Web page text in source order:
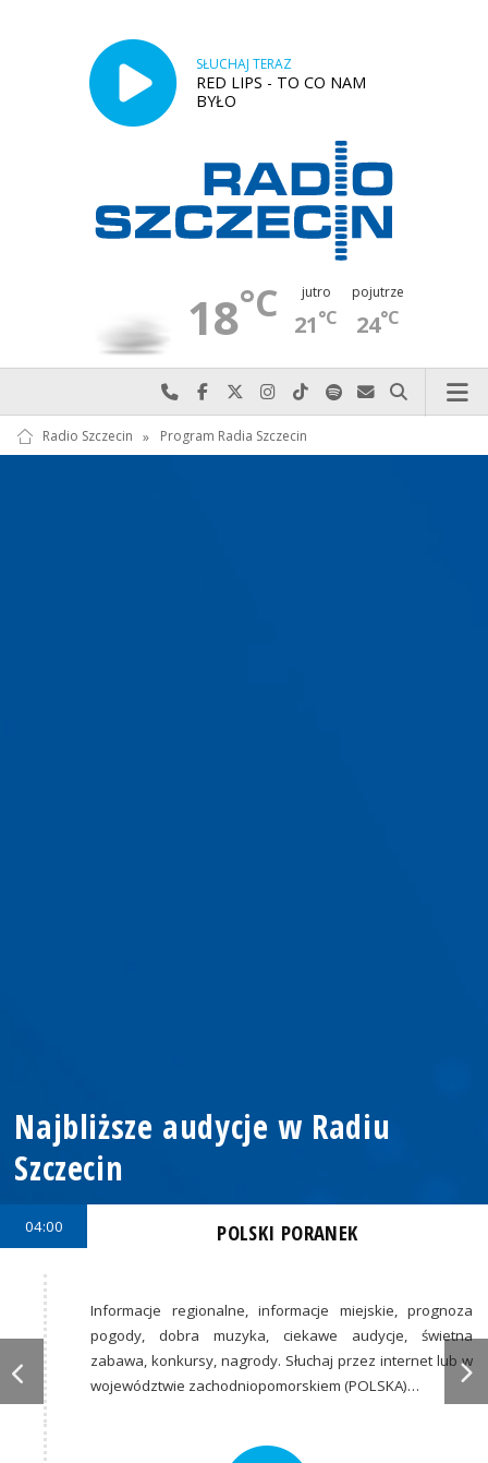
SŁUCHAJ TERAZ
RED LIPS - TO CO NAM
BYŁO
18°C jutro
21°C
pojutrze
24°C
Najlepiej po prostu do nas zadzwoń
Odwiedź nas na Facebook-u
Odwiedź nas na X
Odwiedź nas na Instagram-ie
Odwiedź nas na TikTok-u
Szukaj nas na Spotify
Wyślij do nas
Szukaj
Radio Szczecin » Program Radia Szczecin
Najbliższe audycje w Radiu
Szczecin
04:00 POLSKI PORANEK
Informacje regionalne, informacje miejskie, prognoza
pogody, dobra muzyka, ciekawe audycje, świetna
zabawa, konkursy, nagrody. Słuchaj przez internet lub w
województwie zachodniopomorskiem (POLSKA)…